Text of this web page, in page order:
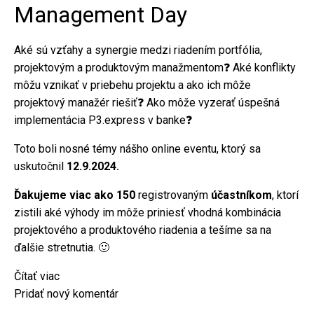
Management Day
Aké sú vzťahy a synergie medzi riadením portfólia,
projektovým a produktovým manažmentom❓ Aké konflikty
môžu vznikať v priebehu projektu a ako ich môže
projektový manažér riešiť❓ Ako môže vyzerať úspešná
implementácia P3.express v banke❓
Toto boli nosné témy nášho online eventu, ktorý sa
uskutočnil 12.9.2024.
Ďakujeme viac ako 150 registrovaným účastníkom, ktorí
zistili aké výhody im môže priniesť vhodná kombinácia
projektového a produktového riadenia a tešíme sa na
ďalšie stretnutia. 🙂
Čítať viac
Project
Pridať nový komentár